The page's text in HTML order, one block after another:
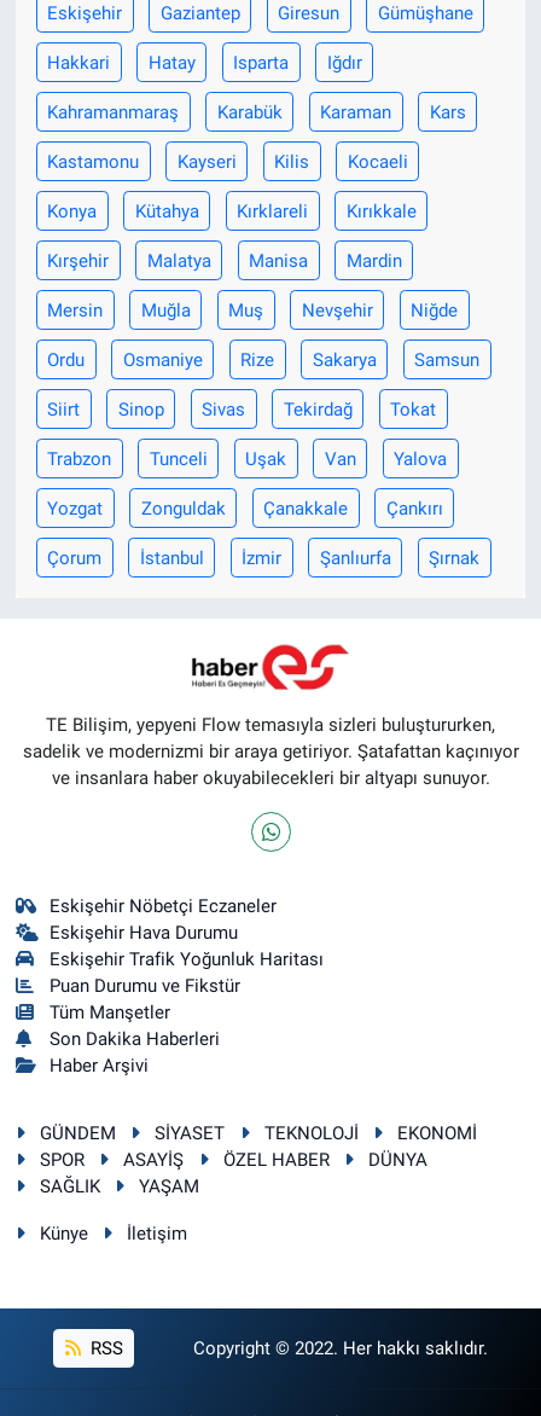
Eskişehir Gaziantep Giresun Gümüşhane
Hakkari Hatay Isparta Iğdır
Kahramanmaraş Karabük Karaman Kars
Kastamonu Kayseri Kilis Kocaeli
Konya Kütahya Kırklareli Kırıkkale
Kırşehir Malatya Manisa Mardin
Mersin Muğla Muş Nevşehir Niğde
Ordu Osmaniye Rize Sakarya Samsun
Siirt Sinop Sivas Tekirdağ Tokat
Trabzon Tunceli Uşak Van Yalova
Yozgat Zonguldak Çanakkale Çankırı
Çorum İstanbul İzmir Şanlıurfa Şırnak
TE Bilişim, yepyeni Flow temasıyla sizleri buluştururken,
sadelik ve modernizmi bir araya getiriyor. Şatafattan kaçınıyor
ve insanlara haber okuyabilecekleri bir altyapı sunuyor.
Eskişehir Nöbetçi Eczaneler
Eskişehir Hava Durumu
Eskişehir Trafik Yoğunluk Haritası
Puan Durumu ve Fikstür
Tüm Manşetler
Son Dakika Haberleri
Haber Arşivi
GÜNDEM SİYASET TEKNOLOJİ
EKONOMİ
SPOR
ASAYİŞ ÖZEL HABER
DÜNYA
SAĞLIK
YAŞAM
Künye İletişim
RSS Copyright © 2022. Her hakkı saklıdır.